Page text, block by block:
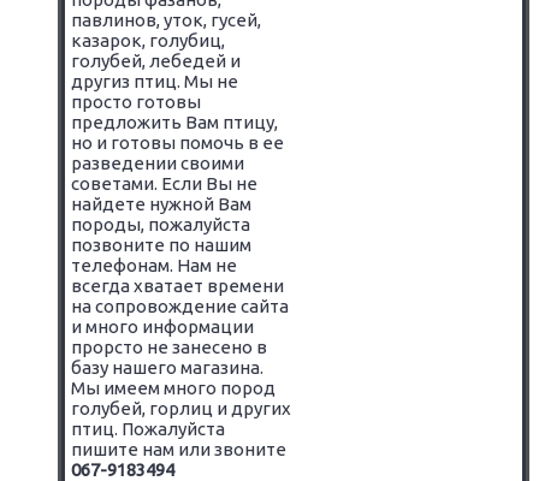
павлинов, уток, гусей,
казарок, голубиц,
голубей, лебедей и
другиз птиц. Мы не
просто готовы
предложить Вам птицу,
но и готовы помочь в ее
разведении своими
советами. Если Вы не
найдете нужной Вам
породы, пожалуйста
позвоните по нашим
телефонам. Нам не
всегда хватает времени
на сопровождение сайта
и много информации
прорсто не занесено в
базу нашего магазина.
Мы имеем много пород
голубей, горлиц и других
птиц. Пожалуйста
пишите нам или звоните
067-9183494